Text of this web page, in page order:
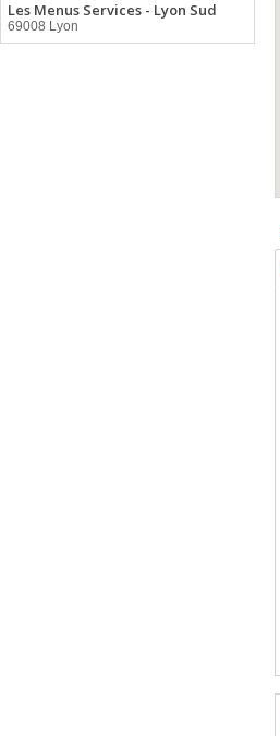
Les Menus Services - Lyon Sud
69008 Lyon